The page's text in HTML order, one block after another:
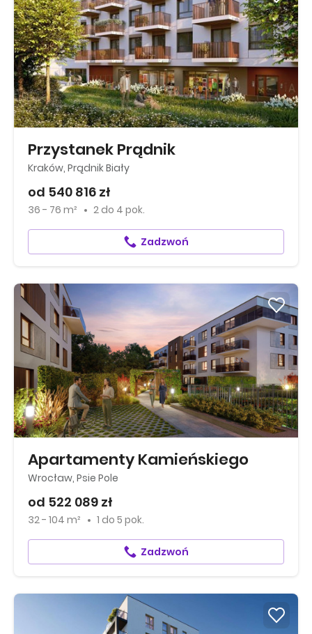
Przystanek Prądnik
Kraków, Prądnik Biały
od 540 816 zł
36 - 76 m² 2 do 4 pok.
Zadzwoń
Apartamenty Kamieńskiego
Wrocław, Psie Pole
od 522 089 zł
32 - 104 m² 1 do 5 pok.
Zadzwoń